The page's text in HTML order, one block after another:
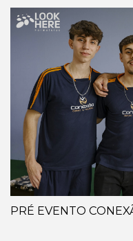
PRÉ EVENTO